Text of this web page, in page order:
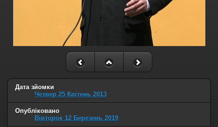
Дата зйомки
Четвер 25 Квітень 2013
Опубліковано
Вівторок 12 Березень 2019